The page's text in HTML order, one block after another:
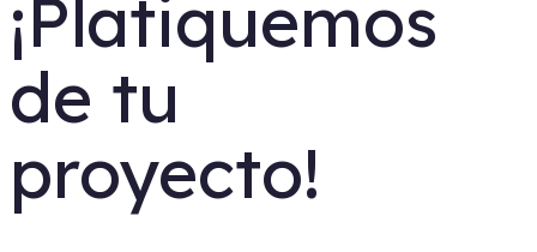
¡Platiquemos
de tu
proyecto!